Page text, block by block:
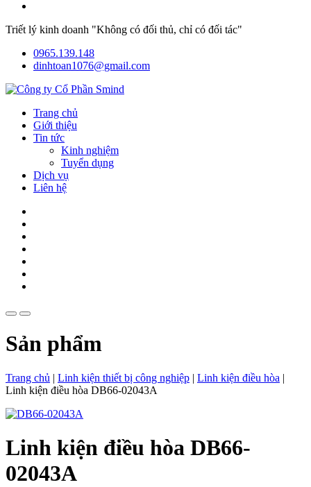
Triết lý kinh doanh "Không có đối thủ, chỉ có đối tác"
0965.139.148
dinhtoan1076@gmail.com
Trang chủ
Giới thiệu
Tin tức
Kinh nghiệm
Tuyển dụng
Dịch vụ
Liên hệ
Sản phẩm
Trang chủ | Linh kiện thiết bị công nghiệp | Linh kiện điều hòa |
Linh kiện điều hòa DB66-02043A
Linh kiện điều hòa DB66-
02043A